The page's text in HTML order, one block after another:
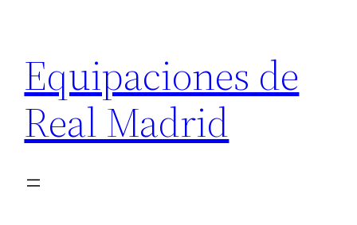
contenido
Equipaciones de
Real Madrid